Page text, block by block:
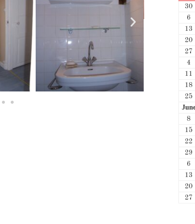
30
6
13
20
27
4
11
18
25
8
15
22
29
6
13
20
27